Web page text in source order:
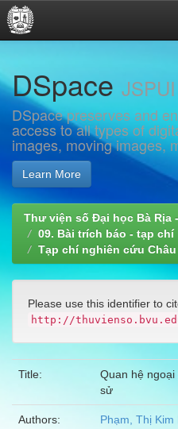
navigation
DSpace JSPUI
DSpace preserves and
access to all types of
images, moving images,
Learn More
Thư viện số Đại học Bà Rịa
09. Bài trích báo - tạp chí
Tạp chí nghiên cứu
Please use this identifier to
http://
Title:
Quan hệ ngoại
sử
Authors: Phạm, Thị Kim